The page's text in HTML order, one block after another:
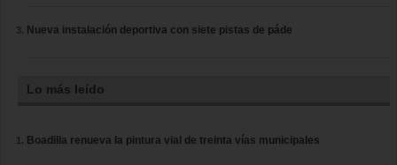
Nueva instalación deportiva con siete pistas de páde
Lo más leído
Boadilla renueva la pintura vial de treinta vías municipales